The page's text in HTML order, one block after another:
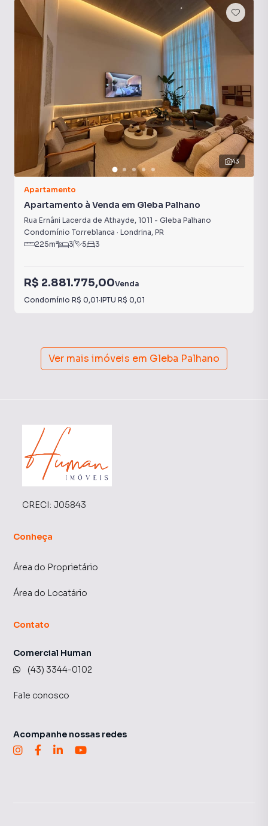
43
Apartamento
Apartamento à Venda em Gleba Palhano
Rua Ernâni Lacerda de Athayde, 1011 - Gleba Palhano
Condomínio Torreblanca · Londrina, PR
225m² 3 5 3
R$ 2.881.775,00Venda
Condomínio R$ 0,01·IPTU R$ 0,01
Ver mais imóveis em Gleba Palhano
CRECI: J05843
Conheça
Área do Proprietário
Área do Locatário
Contato
Comercial Human
(43) 3344-0102
Fale conosco
Acompanhe nossas redes